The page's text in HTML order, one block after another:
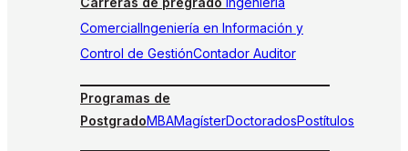
ComercialIngeniería en Información y
Control de GestiónContador Auditor
Programas de
PostgradoMBAMagísterDoctoradosPostítulos